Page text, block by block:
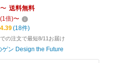
物干し 天井 ハンギング ハンギング
ーバー アイアン バー ハンガーパイ
ー ランドリーバー コートハンガー
類 ハンガー
送料無料
(1倍)〜
4.39(18件)
の注文で最短8/11お届け
ゲン Design the Future